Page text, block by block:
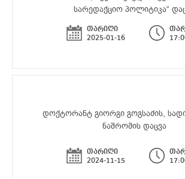
სარედაქციო პოლიტიკა“
თარიღი
2025-01-16
დოქტორანტ გიორგი გოგსაძის,
ნაშრომის დაცვა
თარიღი
2024-11-15